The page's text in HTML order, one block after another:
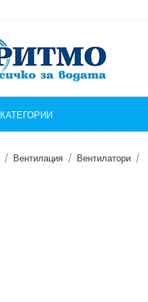
КАТЕГОРИИ
Вентилация Вентилатори